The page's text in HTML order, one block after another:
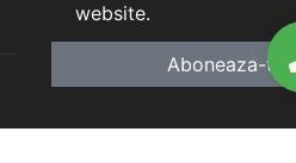
website.
Aboneaza-te